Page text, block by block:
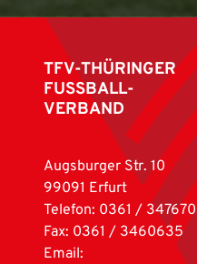
TFV-THÜRINGER
FUSSBALL-
VERBAND
Augsburger Str. 10
99091 Erfurt
Telefon: 0361 / 347670
Fax: 0361 / 3460635
Email: